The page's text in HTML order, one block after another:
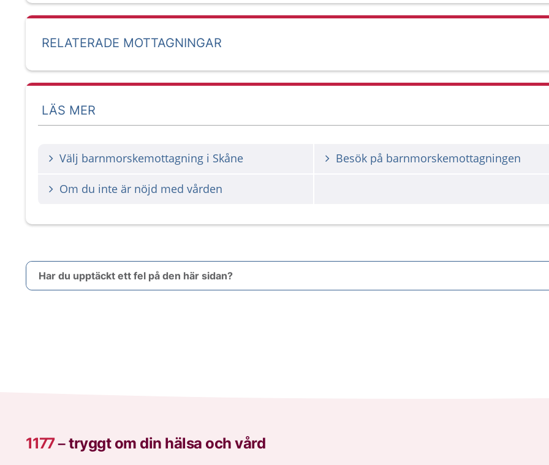
RELATERADE MOTTAGNINGAR
LÄS MER
Välj barnmorskemottagning i Skåne Besök på barnmorskemottagningen
Om du inte är nöjd med vården
Har du upptäckt ett fel på den här sidan?
1177–tryggt om din hälsa och vård